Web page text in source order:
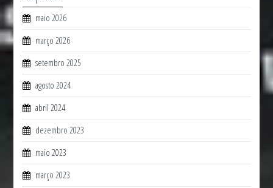
maio 2026
março 2026
setembro 2025
agosto 2024
abril 2024
dezembro 2023
maio 2023
março 2023